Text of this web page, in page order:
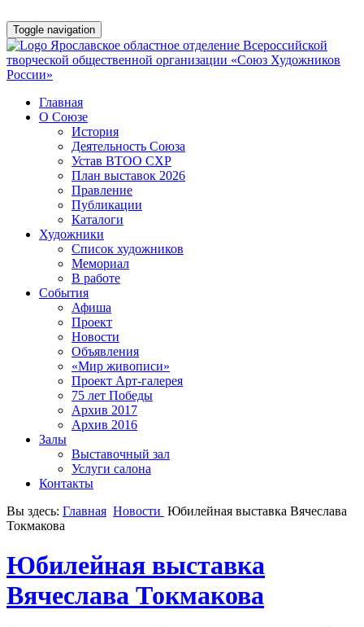
Toggle navigation
Ярославское областное отделение Всероссийской
творческой общественной организации «Союз Художников
России»
Главная
О Союзе
История
Деятельность Союза
Устав ВТОО СХР
План выставок 2026
Правление
Публикации
Каталоги
Художники
Список художников
Мемориал
В работе
События
Афишa
Проект
Новости
Объявления
«Мир живописи»
Проект Арт-галерея
75 лет Победы
Архив 2017
Архив 2016
Залы
Выставочный зал
Услуги салона
Контакты
Вы здесь: Главная Новости Юбилейная выставка Вячеслава
Токмакова
Юбилейная выставка
Вячеслава Токмакова